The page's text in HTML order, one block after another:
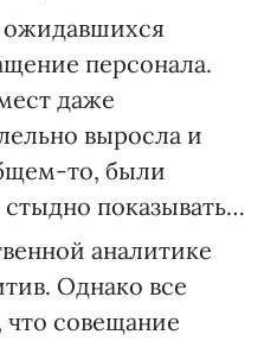
ожидавшихся
персонала.
даже
выросла и
то, были
показывать…
аналитике
Однако все
совещание